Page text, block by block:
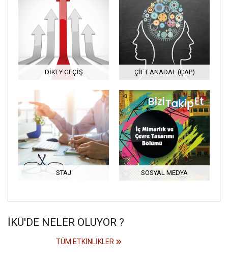
DIKEY GEÇIŞ ÇIFT ANADAL (ÇAP)
STAJ SOSYAL MEDYA
İKÜ'DE NELER OLUYOR ?
TÜM ETKINLIKLER